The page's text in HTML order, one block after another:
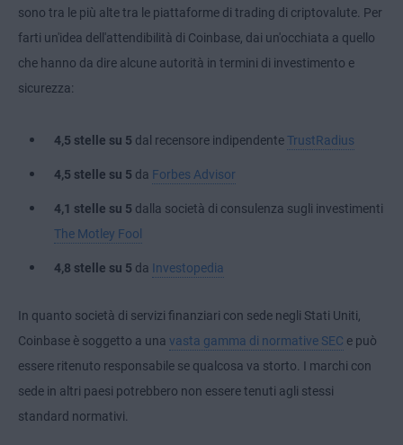
sono tra le più alte tra le piattaforme di trading di criptovalute. Per
farti un'idea dell'attendibilità di Coinbase, dai un'occhiata a quello
che hanno da dire alcune autorità in termini di investimento e
sicurezza:
4,5 stelle su 5 dal recensore indipendenteTrustRadius
4,5 stelle su 5 da Forbes Advisor
4,1 stelle su 5 dalla società di consulenza sugli investimenti
The Motley Fool
4,8 stelle su 5 da Investopedia
In quanto società di servizi finanziari con sede negli Stati Uniti,
Coinbase è soggetto a una vasta gamma di normative SEC e può
essere ritenuto responsabile se qualcosa va storto. I marchi con
sede in altri paesi potrebbero non essere tenuti agli stessi
standard normativi.